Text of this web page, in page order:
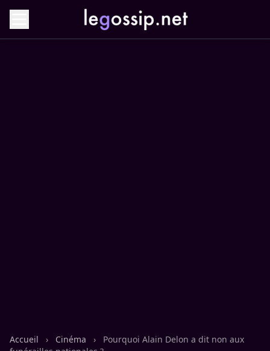
Accueil › Cinéma ›
Pourquoi Alain Delon a dit non aux